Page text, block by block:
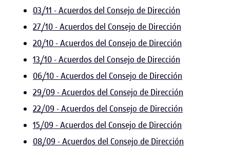
03/11 - Acuerdos del Consejo de Dirección
27/10 - Acuerdos del Consejo de Dirección
20/10 - Acuerdos del Consejo de Dirección
13/10 - Acuerdos del Consejo de Dirección
06/10 - Acuerdos del Consejo de Dirección
29/09 - Acuerdos del Consejo de Dirección
22/09 - Acuerdos del Consejo de Dirección
15/09 - Acuerdos del Consejo de Dirección
08/09 - Acuerdos del Consejo de Dirección